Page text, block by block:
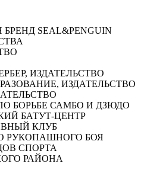
SEAL&PENGUIN
ИЗДАТЕЛЬСТВО
ИЗДАТЕЛЬСТВО
БОРЬБЕ САМБО И ДЗЮДО
БАТУТ-ЦЕНТР
КЛУБ
РУКОПАШНОГО БОЯ
СПОРТА
РАЙОНА